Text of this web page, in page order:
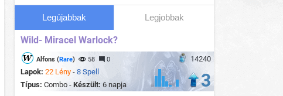
Legújabbak Legjobbak
Wild- Miracel Warlock?
14240
Alfons (Rare) 58 0
Lapok: 22 Lény - 8 Spell
Típus: Combo - Készült: 6 napja 3